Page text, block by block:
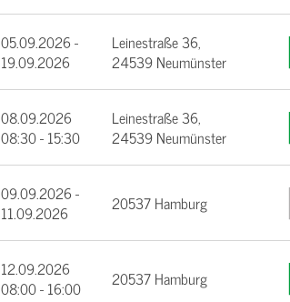
05.09.2026 -
19.09.2026
Leinestraße 36,
24539 Neumünster
08.09.2026
08:30 - 15:30
Leinestraße 36,
24539 Neumünster
09.09.2026 -
11.09.2026
20537 Hamburg
12.09.2026
08:00 - 16:00
20537 Hamburg